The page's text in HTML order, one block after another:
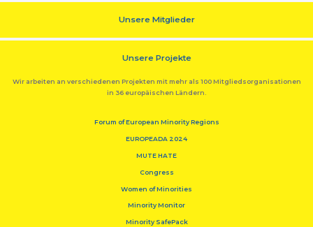
Unsere Mitglieder
Unsere Projekte
Wir arbeiten an verschiedenen Projekten mit mehr als 100 Mitgliedsorganisationen
in 36 europäischen Ländern.
Forum of European Minority Regions
EUROPEADA 2024
MUTE HATE
Congress
Women of Minorities
Minority Monitor
Minority SafePack